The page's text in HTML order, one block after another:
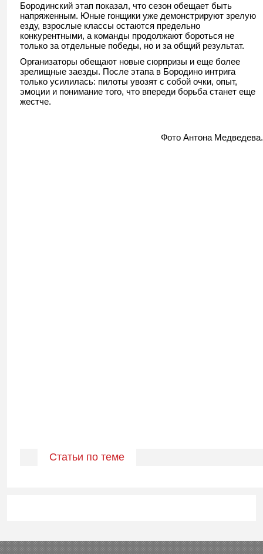
Бородинский этап показал, что сезон обещает быть
напряженным. Юные гонщики уже демонстрируют зрелую
езду, взрослые классы остаются предельно
конкурентными, а команды продолжают бороться не
только за отдельные победы, но и за общий результат.
Организаторы обещают новые сюрпризы и еще более
зрелищные заезды. После этапа в Бородино интрига
только усилилась: пилоты увозят с собой очки, опыт,
эмоции и понимание того, что впереди борьба станет еще
жестче.
Фото Антона Медведева.
Статьи по теме